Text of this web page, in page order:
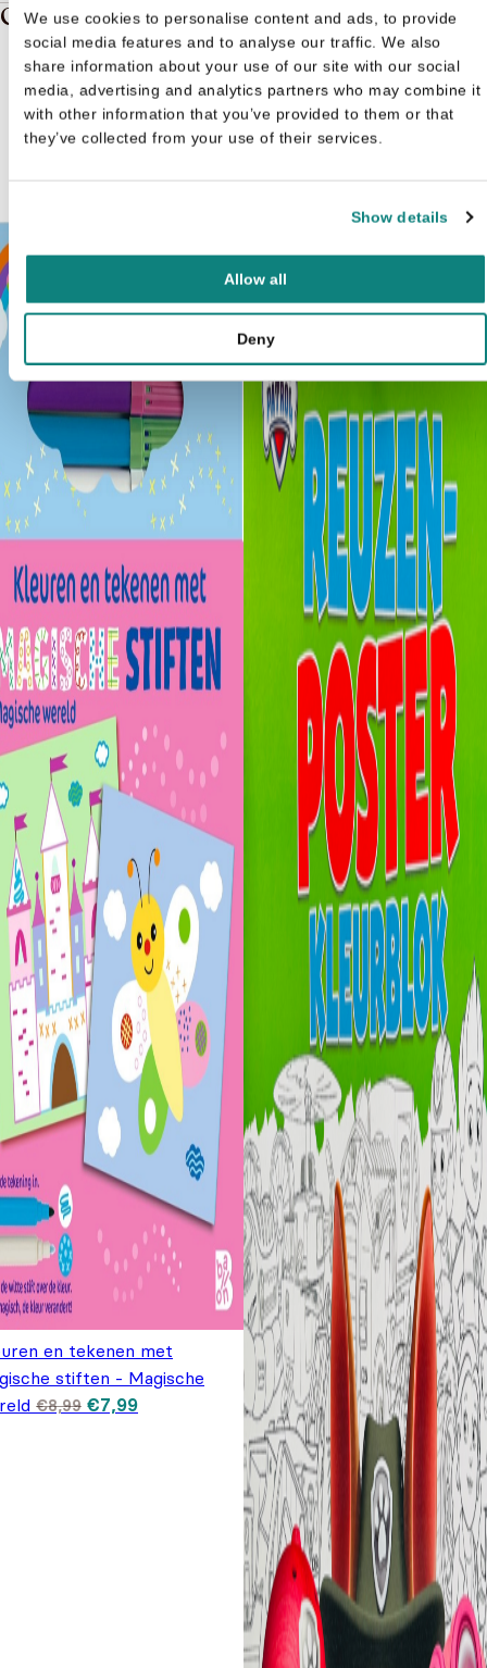
We use cookies to personalise content and ads, to provide
social media features and to analyse our traffic. We also
share information about your use of our site with our social
media, advertising and analytics partners who may combine it
with other information that you’ve provided to them or that
they’ve collected from your use of their services.
Show details
Allow all
Deny
Gerelateerde boeken in de soort: Kleurboek
en tekenen met
stiften - Magische
€8,99 Oorspronkelijke
prijs was: €8,99.
€7,99Huidige prijs
is: €7,99.